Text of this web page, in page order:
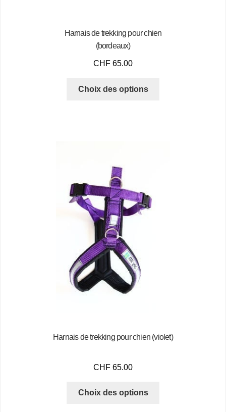
Harnais de trekking pour chien
(bordeaux)
CHF 65.00
Choix des options
Harnais de trekking pour chien (violet)
CHF 65.00
Choix des options